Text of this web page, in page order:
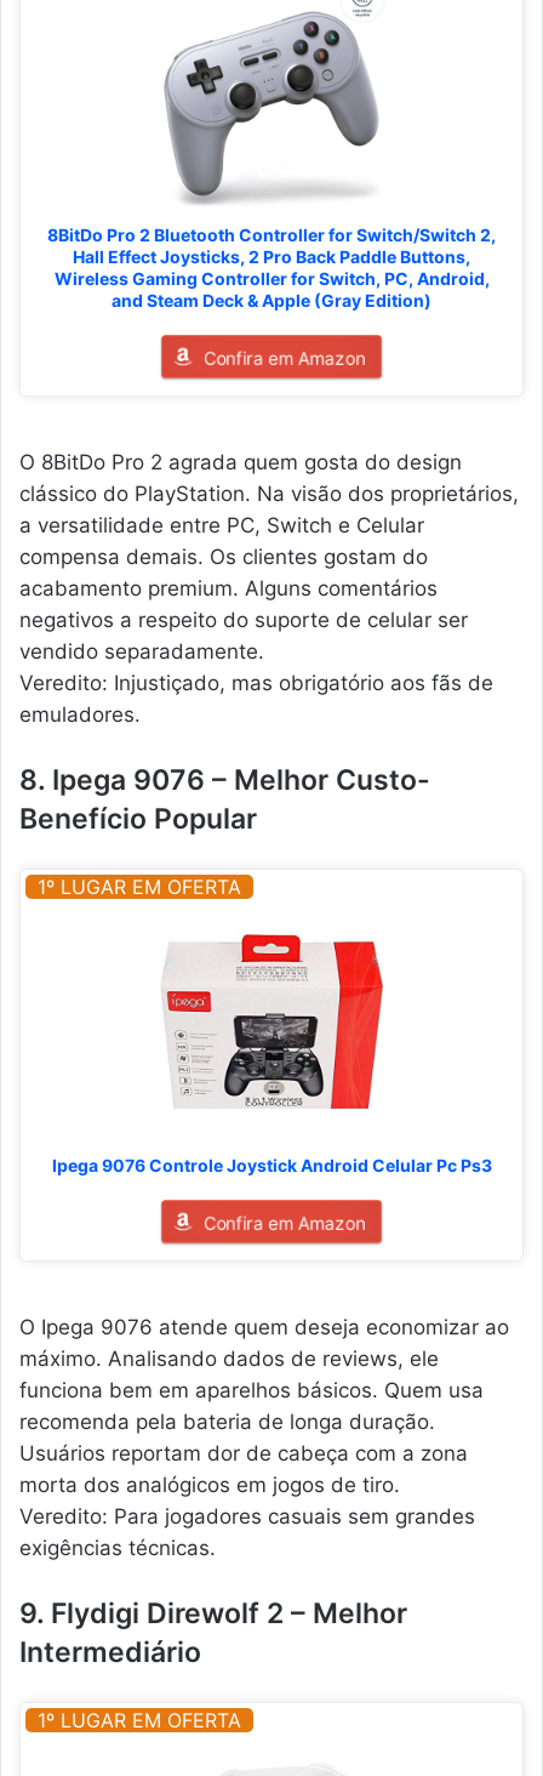
8BitDo Pro 2 Bluetooth Controller for Switch/Switch 2,
Hall Effect Joysticks, 2 Pro Back Paddle Buttons,
Wireless Gaming Controller for Switch, PC, Android,
and Steam Deck & Apple (Gray Edition)
Confira em Amazon
O 8BitDo Pro 2 agrada quem gosta do design
clássico do PlayStation. Na visão dos proprietários,
a versatilidade entre PC, Switch e Celular
compensa demais. Os clientes gostam do
acabamento premium. Alguns comentários
negativos a respeito do suporte de celular ser
vendido separadamente.
Veredito: Injustiçado, mas obrigatório aos fãs de
emuladores.
8. Ipega 9076 – Melhor Custo-
Benefício Popular
1º LUGAR EM OFERTA
Ipega 9076 Controle Joystick Android Celular Pc Ps3
Confira em Amazon
O Ipega 9076 atende quem deseja economizar ao
máximo. Analisando dados de reviews, ele
funciona bem em aparelhos básicos. Quem usa
recomenda pela bateria de longa duração.
Usuários reportam dor de cabeça com a zona
morta dos analógicos em jogos de tiro.
Veredito: Para jogadores casuais sem grandes
exigências técnicas.
9. Flydigi Direwolf 2 – Melhor
Intermediário
1º LUGAR EM OFERTA